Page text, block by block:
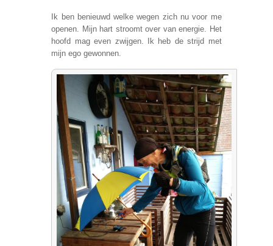
Ik ben benieuwd welke wegen zich nu voor me
openen. Mijn hart stroomt over van energie. Het
hoofd mag even zwijgen. Ik heb de strijd met
mijn ego gewonnen.